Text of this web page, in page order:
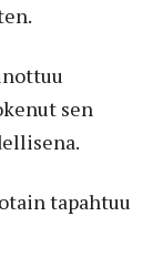
sen
tapahtuu